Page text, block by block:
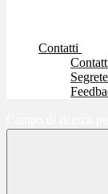
Contatti